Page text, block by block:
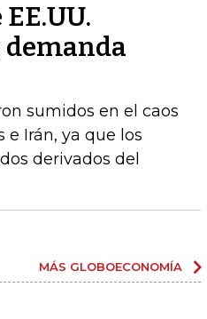
sumidos en el caos
Irán, ya que los
derivados del
MÁS GLOBOECONOMÍA